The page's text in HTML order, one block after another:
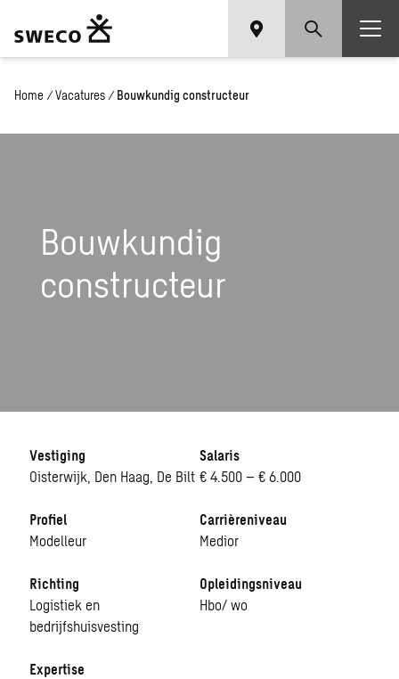
Home / Vacatures / Bouwkundig constructeur
Bouwkundig
constructeur
Vestiging
Oisterwijk, Den Haag, De Bilt
Salaris
€ 4.500 – € 6.000
Profiel
Modelleur
Carrièreniveau
Medior
Richting
Logistiek en
bedrijfshuisvesting
Opleidingsniveau
Hbo/ wo
Expertise